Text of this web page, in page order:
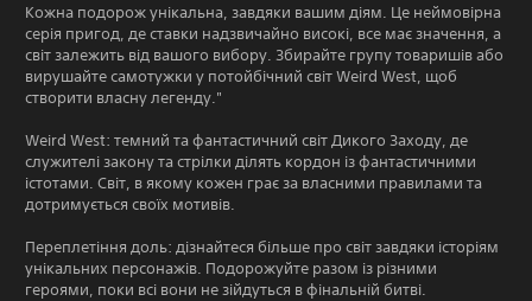
Кожна подорож унікальна, завдяки вашим діям. Це неймовірна
серія пригод, де ставки надзвичайно високі, все має значення, а
світ залежить від вашого вибору. Збирайте групу товаришів або
вирушайте самотужки у потойбічний світ Weird West, щоб
створити власну легенду."
Weird West: темний та фантастичний світ Дикого Заходу, де
служителі закону та стрілки ділять кордон із фантастичними
істотами. Світ, в якому кожен грає за власними правилами та
дотримується своїх мотивів.
Переплетіння доль: дізнайтеся більше про світ завдяки історіям
унікальних персонажів. Подорожуйте разом із різними
героями, поки всі вони не зійдуться в фінальній битві.